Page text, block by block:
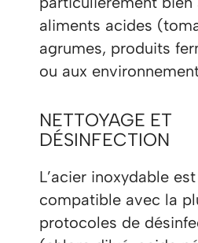
aliments acides
agrumes, produits
ou aux
NETTOYAGE ET
DÉSINFECTION
L’acier inoxydable est
compatible avec la
protocoles de